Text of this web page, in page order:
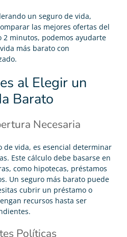
un seguro de vida,
las mejores ofertas del
2 minutos, podemos ayudarte
más barato con
al Elegir un
Barato
Necesaria
de vida, es esencial determinar
Este cálculo debe basarse en
como hipotecas, préstamos
Un seguro más barato puede
cubrir un préstamo o
recursos hasta ser
Políticas